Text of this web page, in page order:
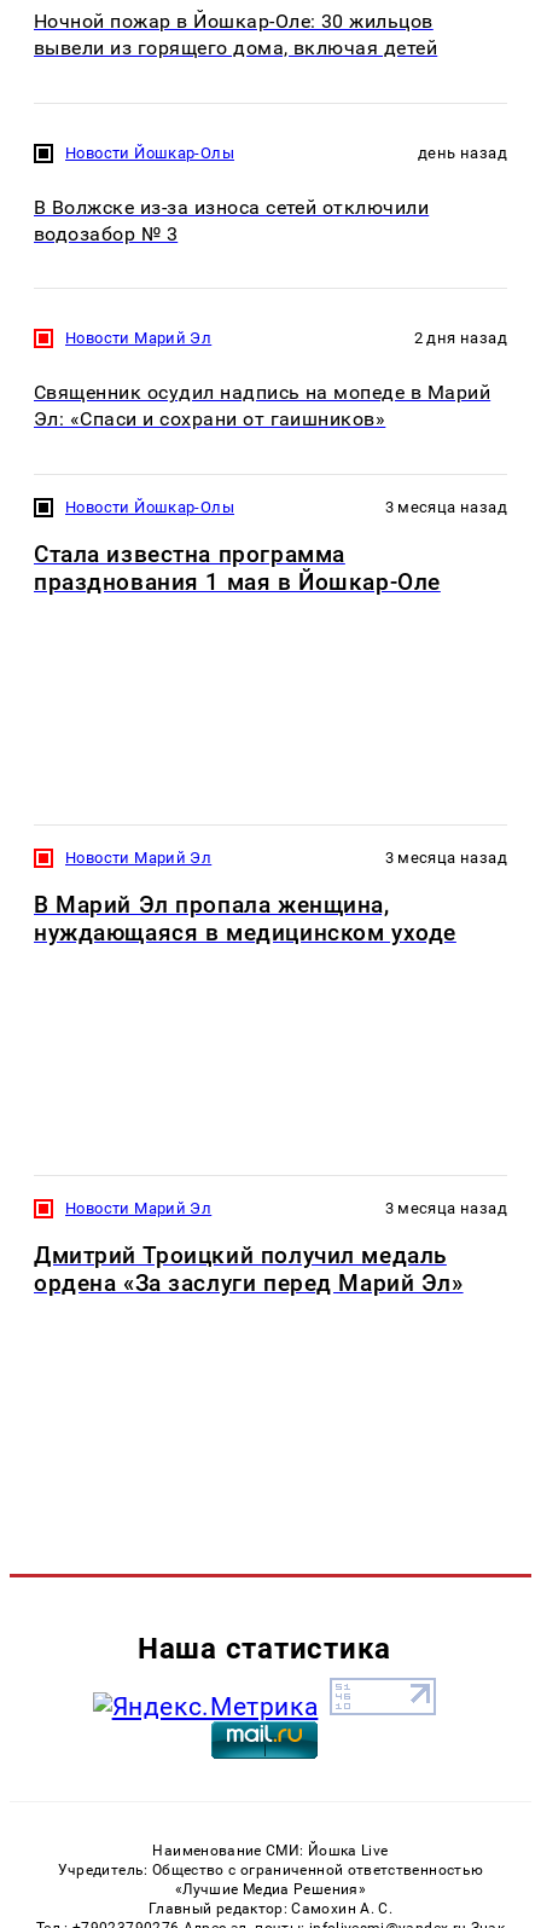
Ночной пожар в Йошкар-Оле: 30 жильцов
вывели из горящего дома, включая детей
Новости Йошкар-Олы день назад
В Волжске из-за износа сетей отключили
водозабор № 3
Новости Марий Эл 2 дня назад
Священник осудил надпись на мопеде в Марий
Эл: «Спаси и сохрани от гаишников»
Новости Йошкар-Олы 3 месяца назад
Стала известна программа
празднования 1 мая в Йошкар-Оле
Новости Марий Эл 3 месяца назад
В Марий Эл пропала женщина,
нуждающаяся в медицинском уходе
Новости Марий Эл 3 месяца назад
Дмитрий Троицкий получил медаль
ордена «За заслуги перед Марий Эл»
Наша статистика
Наименование СМИ: Йошка Live
Учредитель: Общество с ограниченной ответственностью
«Лучшие Медиа Решения»
Главный редактор: Самохин А. С.